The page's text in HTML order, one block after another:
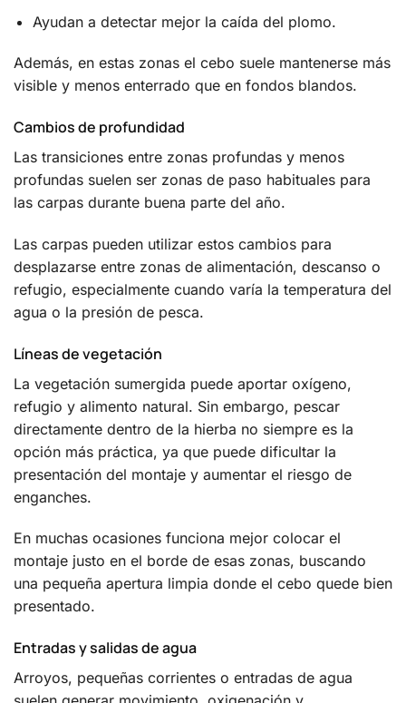
Ayudan a detectar mejor la caída del plomo.
Además, en estas zonas el cebo suele mantenerse más
visible y menos enterrado que en fondos blandos.
Cambios de profundidad
Las transiciones entre zonas profundas y menos
profundas suelen ser zonas de paso habituales para
las carpas durante buena parte del año.
Las carpas pueden utilizar estos cambios para
desplazarse entre zonas de alimentación, descanso o
refugio, especialmente cuando varía la temperatura del
agua o la presión de pesca.
Líneas de vegetación
La vegetación sumergida puede aportar oxígeno,
refugio y alimento natural. Sin embargo, pescar
directamente dentro de la hierba no siempre es la
opción más práctica, ya que puede dificultar la
presentación del montaje y aumentar el riesgo de
enganches.
En muchas ocasiones funciona mejor colocar el
montaje justo en el borde de esas zonas, buscando
una pequeña apertura limpia donde el cebo quede bien
presentado.
Entradas y salidas de agua
Arroyos, pequeñas corrientes o entradas de agua